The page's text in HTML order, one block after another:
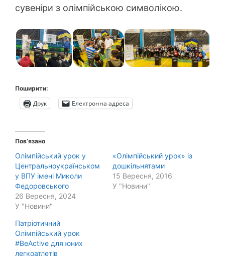
сувеніри з олімпійською символікою.
Поширити:
Друк Електронна адреса
Пов’язано
Олімпійський урок у
Центральноукраїнськом
у ВПУ імені Миколи
Федоровського
26 Вересня, 2024
У "Новини"
«Олімпійський урок» із
дошкільнятами
15 Вересня, 2016
У "Новини"
Патріотичний
Олімпійський урок
#BеActive для юних
легкоатлетів